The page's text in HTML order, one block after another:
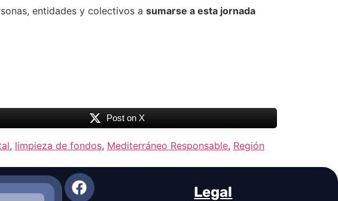
entidades y colectivos a sumarse a esta jornada
Post on X
, limpieza de fondos, Mediterráneo Responsable, Región
Legal